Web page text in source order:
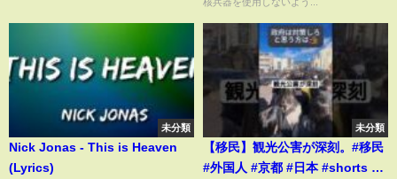
未分類
Nick Jonas - This is Heaven
(Lyrics)
未分類
【移民】観光公害が深刻。#移民
#外国人 #京都 #日本 #shorts #